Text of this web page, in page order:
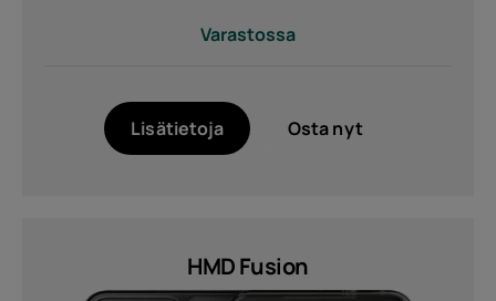
Varastossa
Lisätietoja Osta nyt
HMD Fusion